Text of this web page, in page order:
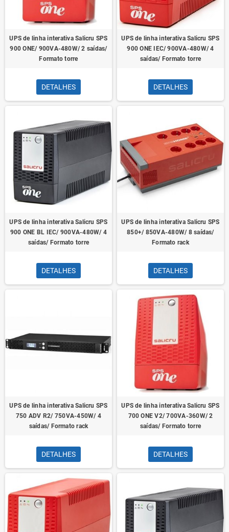
UPS de linha interativa Salicru SPS
900 ONE/ 900VA-480W/ 2 saídas/
Formato torre
DETALHES
UPS de linha interativa Salicru SPS
900 ONE IEC/ 900VA-480W/ 4
saídas/ Formato torre
DETALHES
UPS de linha interativa Salicru SPS
900 ONE BL IEC/ 900VA-480W/ 4
saídas/ Formato torre
DETALHES
UPS de linha interativa Salicru SPS
850+/ 850VA-480W/ 8 saídas/
Formato rack
DETALHES
UPS de linha interativa Salicru SPS
750 ADV R2/ 750VA-450W/ 4
saídas/ Formato rack
DETALHES
UPS de linha interativa Salicru SPS
700 ONE V2/ 700VA-360W/ 2
saídas/ Formato torre
DETALHES